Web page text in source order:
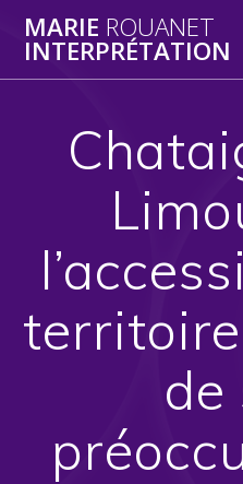
MARIE ROUANET
INTERPRÉTATION
de